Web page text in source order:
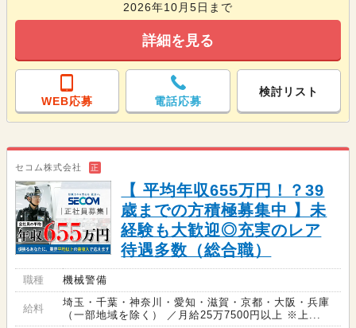
2026年10月5日まで
詳細を見る
WEB応募 電話応募
検討リスト
セコム株式会社 正
【 平均年収655万円！？39
歳までの方積極募集中 】未
経験も大歓迎◎充実のレア
待遇多数（総合職）
職種 機械警備
給料
埼玉・千葉・神奈川・愛知・滋賀・京都・大阪・兵庫
（一部地域を除く） ／月給25万7500円以上 ※上...